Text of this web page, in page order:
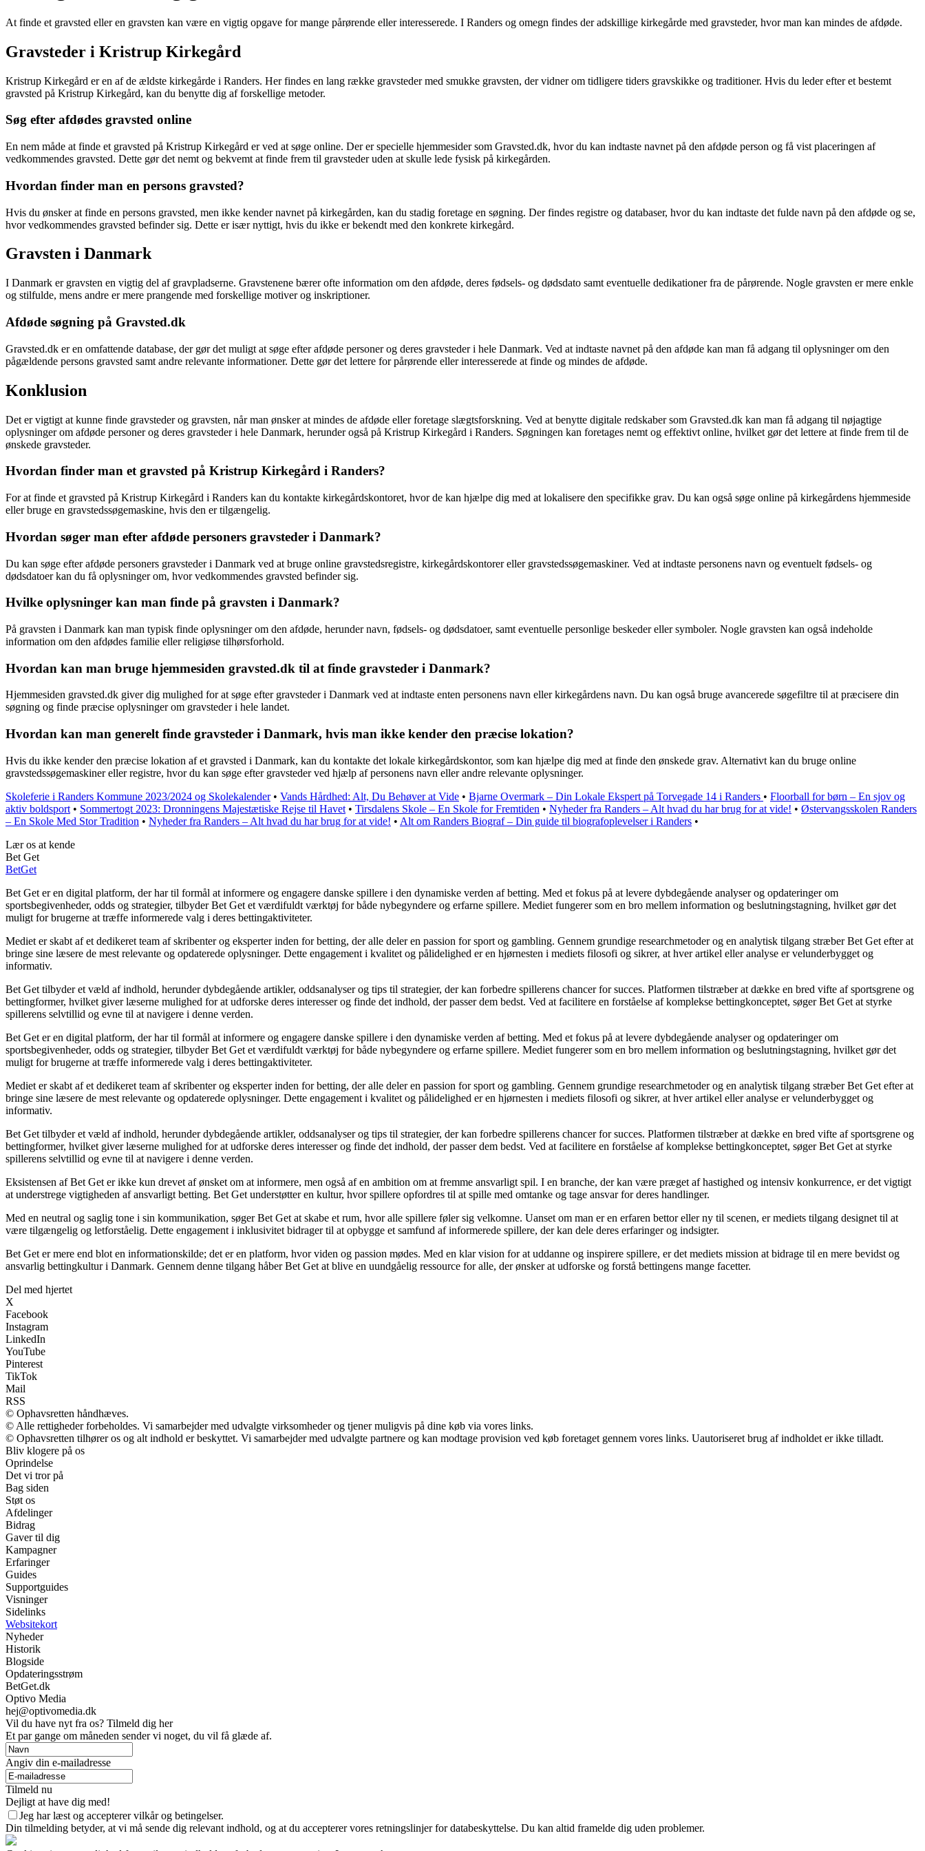
At finde et gravsted eller en gravsten kan være en vigtig opgave for mange pårørende eller interesserede. I Randers og omegn findes der adskillige kirkegårde med gravsteder, hvor man kan mindes de afdøde.
Gravsteder i Kristrup Kirkegård
Kristrup Kirkegård er en af de ældste kirkegårde i Randers. Her findes en lang række gravsteder med smukke gravsten, der vidner om tidligere tiders gravskikke og traditioner. Hvis du leder efter et bestemt
gravsted på Kristrup Kirkegård, kan du benytte dig af forskellige metoder.
Søg efter afdødes gravsted online
En nem måde at finde et gravsted på Kristrup Kirkegård er ved at søge online. Der er specielle hjemmesider som Gravsted.dk, hvor du kan indtaste navnet på den afdøde person og få vist placeringen af
vedkommendes gravsted. Dette gør det nemt og bekvemt at finde frem til gravsteder uden at skulle lede fysisk på kirkegården.
Hvordan finder man en persons gravsted?
Hvis du ønsker at finde en persons gravsted, men ikke kender navnet på kirkegården, kan du stadig foretage en søgning. Der findes registre og databaser, hvor du kan indtaste det fulde navn på den afdøde og se,
hvor vedkommendes gravsted befinder sig. Dette er især nyttigt, hvis du ikke er bekendt med den konkrete kirkegård.
Gravsten i Danmark
I Danmark er gravsten en vigtig del af gravpladserne. Gravstenene bærer ofte information om den afdøde, deres fødsels- og dødsdato samt eventuelle dedikationer fra de pårørende. Nogle gravsten er mere enkle
og stilfulde, mens andre er mere prangende med forskellige motiver og inskriptioner.
Afdøde søgning på Gravsted.dk
Gravsted.dk er en omfattende database, der gør det muligt at søge efter afdøde personer og deres gravsteder i hele Danmark. Ved at indtaste navnet på den afdøde kan man få adgang til oplysninger om den
pågældende persons gravsted samt andre relevante informationer. Dette gør det lettere for pårørende eller interesserede at finde og mindes de afdøde.
Konklusion
Det er vigtigt at kunne finde gravsteder og gravsten, når man ønsker at mindes de afdøde eller foretage slægtsforskning. Ved at benytte digitale redskaber som Gravsted.dk kan man få adgang til nøjagtige
oplysninger om afdøde personer og deres gravsteder i hele Danmark, herunder også på Kristrup Kirkegård i Randers. Søgningen kan foretages nemt og effektivt online, hvilket gør det lettere at finde frem til de
ønskede gravsteder.
Hvordan finder man et gravsted på Kristrup Kirkegård i Randers?
For at finde et gravsted på Kristrup Kirkegård i Randers kan du kontakte kirkegårdskontoret, hvor de kan hjælpe dig med at lokalisere den specifikke grav. Du kan også søge online på kirkegårdens hjemmeside
eller bruge en gravstedssøgemaskine, hvis den er tilgængelig.
Hvordan søger man efter afdøde personers gravsteder i Danmark?
Du kan søge efter afdøde personers gravsteder i Danmark ved at bruge online gravstedsregistre, kirkegårdskontorer eller gravstedssøgemaskiner. Ved at indtaste personens navn og eventuelt fødsels- og
dødsdatoer kan du få oplysninger om, hvor vedkommendes gravsted befinder sig.
Hvilke oplysninger kan man finde på gravsten i Danmark?
På gravsten i Danmark kan man typisk finde oplysninger om den afdøde, herunder navn, fødsels- og dødsdatoer, samt eventuelle personlige beskeder eller symboler. Nogle gravsten kan også indeholde
information om den afdødes familie eller religiøse tilhørsforhold.
Hvordan kan man bruge hjemmesiden gravsted.dk til at finde gravsteder i Danmark?
Hjemmesiden gravsted.dk giver dig mulighed for at søge efter gravsteder i Danmark ved at indtaste enten personens navn eller kirkegårdens navn. Du kan også bruge avancerede søgefiltre til at præcisere din
søgning og finde præcise oplysninger om gravsteder i hele landet.
Hvordan kan man generelt finde gravsteder i Danmark, hvis man ikke kender den præcise lokation?
Hvis du ikke kender den præcise lokation af et gravsted i Danmark, kan du kontakte det lokale kirkegårdskontor, som kan hjælpe dig med at finde den ønskede grav. Alternativt kan du bruge online
gravstedssøgemaskiner eller registre, hvor du kan søge efter gravsteder ved hjælp af personens navn eller andre relevante oplysninger.
Skoleferie i Randers Kommune 2023/2024 og Skolekalender• Vands Hårdhed: Alt, Du Behøver at Vide • Bjarne Overmark – Din Lokale Ekspert på Torvegade 14 i Randers • Floorball for børn – En sjov og
aktiv boldsport • Sommertogt 2023: Dronningens Majestætiske Rejse til Havet • Tirsdalens Skole – En Skole for Fremtiden • Nyheder fra Randers – Alt hvad du har brug for at vide! • Østervangsskolen Randers
– En Skole Med Stor Tradition • Nyheder fra Randers – Alt hvad du har brug for at vide! • Alt om Randers Biograf – Din guide til biografoplevelser i Randers •
Lær os at kende
Bet Get
BetGet
Bet Get er en digital platform, der har til formål at informere og engagere danske spillere i den dynamiske verden af betting. Med et fokus på at levere dybdegående analyser og opdateringer om
sportsbegivenheder, odds og strategier, tilbyder Bet Get et værdifuldt værktøj for både nybegyndere og erfarne spillere. Mediet fungerer som en bro mellem information og beslutningstagning, hvilket gør det
muligt for brugerne at træffe informerede valg i deres bettingaktiviteter.
Mediet er skabt af et dedikeret team af skribenter og eksperter inden for betting, der alle deler en passion for sport og gambling. Gennem grundige researchmetoder og en analytisk tilgang stræber Bet Get efter at
bringe sine læsere de mest relevante og opdaterede oplysninger. Dette engagement i kvalitet og pålidelighed er en hjørnesten i mediets filosofi og sikrer, at hver artikel eller analyse er velunderbygget og
informativ.
Bet Get tilbyder et væld af indhold, herunder dybdegående artikler, oddsanalyser og tips til strategier, der kan forbedre spillerens chancer for succes. Platformen tilstræber at dække en bred vifte af sportsgrene og
bettingformer, hvilket giver læserne mulighed for at udforske deres interesser og finde det indhold, der passer dem bedst. Ved at facilitere en forståelse af komplekse bettingkonceptet, søger Bet Get at styrke
spillerens selvtillid og evne til at navigere i denne verden.
Bet Get er en digital platform, der har til formål at informere og engagere danske spillere i den dynamiske verden af betting. Med et fokus på at levere dybdegående analyser og opdateringer om
sportsbegivenheder, odds og strategier, tilbyder Bet Get et værdifuldt værktøj for både nybegyndere og erfarne spillere. Mediet fungerer som en bro mellem information og beslutningstagning, hvilket gør det
muligt for brugerne at træffe informerede valg i deres bettingaktiviteter.
Mediet er skabt af et dedikeret team af skribenter og eksperter inden for betting, der alle deler en passion for sport og gambling. Gennem grundige researchmetoder og en analytisk tilgang stræber Bet Get efter at
bringe sine læsere de mest relevante og opdaterede oplysninger. Dette engagement i kvalitet og pålidelighed er en hjørnesten i mediets filosofi og sikrer, at hver artikel eller analyse er velunderbygget og
informativ.
Bet Get tilbyder et væld af indhold, herunder dybdegående artikler, oddsanalyser og tips til strategier, der kan forbedre spillerens chancer for succes. Platformen tilstræber at dække en bred vifte af sportsgrene og
bettingformer, hvilket giver læserne mulighed for at udforske deres interesser og finde det indhold, der passer dem bedst. Ved at facilitere en forståelse af komplekse bettingkonceptet, søger Bet Get at styrke
spillerens selvtillid og evne til at navigere i denne verden.
Eksistensen af Bet Get er ikke kun drevet af ønsket om at informere, men også af en ambition om at fremme ansvarligt spil. I en branche, der kan være præget af hastighed og intensiv konkurrence, er det vigtigt
at understrege vigtigheden af ansvarligt betting. Bet Get understøtter en kultur, hvor spillere opfordres til at spille med omtanke og tage ansvar for deres handlinger.
Med en neutral og saglig tone i sin kommunikation, søger Bet Get at skabe et rum, hvor alle spillere føler sig velkomne. Uanset om man er en erfaren bettor eller ny til scenen, er mediets tilgang designet til at
være tilgængelig og letforståelig. Dette engagement i inklusivitet bidrager til at opbygge et samfund af informerede spillere, der kan dele deres erfaringer og indsigter.
Bet Get er mere end blot en informationskilde; det er en platform, hvor viden og passion mødes. Med en klar vision for at uddanne og inspirere spillere, er det mediets mission at bidrage til en mere bevidst og
ansvarlig bettingkultur i Danmark. Gennem denne tilgang håber Bet Get at blive en uundgåelig ressource for alle, der ønsker at udforske og forstå bettingens mange facetter.
Del med hjertet
X
Facebook
Instagram
LinkedIn
YouTube
Pinterest
TikTok
Mail
RSS
© Ophavsretten håndhæves.
© Alle rettigheder forbeholdes. Vi samarbejder med udvalgte virksomheder og tjener muligvis på dine køb via vores links.
© Ophavsretten tilhører os og alt indhold er beskyttet. Vi samarbejder med udvalgte partnere og kan modtage provision ved køb foretaget gennem vores links. Uautoriseret brug af indholdet er ikke tilladt.
Bliv klogere på os
Oprindelse
Det vi tror på
Bag siden
Støt os
Afdelinger
Bidrag
Gaver til dig
Kampagner
Erfaringer
Guides
Supportguides
Visninger
Sidelinks
Websitekort
Nyheder
Historik
Blogside
Opdateringsstrøm
BetGet.dk
Optivo Media
hej@optivomedia.dk
Vil du have nyt fra os? Tilmeld dig her
Et par gange om måneden sender vi noget, du vil få glæde af.
Angiv din e-mailadresse
Tilmeld nu
Dejligt at have dig med!
Jeg har læst og accepterer vilkår og betingelser.
Din tilmelding betyder, at vi må sende dig relevant indhold, og at du accepterer vores retningslinjer for databeskyttelse. Du kan altid framelde dig uden problemer.